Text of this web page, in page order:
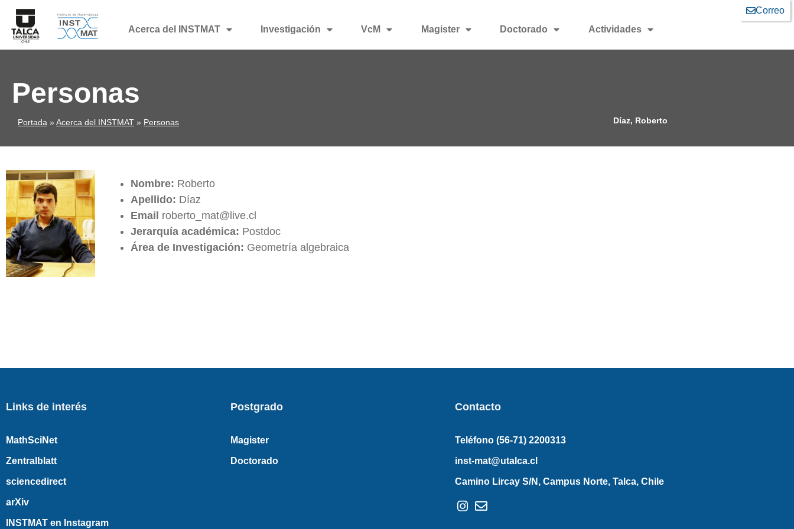
Correo
Acerca del INSTMAT
Investigación VcM Magister Doctorado Actividades
Personas
Portada » Acerca del INSTMAT » Personas Díaz, Roberto
Nombre: Roberto
Apellido: Díaz
Email roberto_mat@live.cl
Jerarquía académica: Postdoc
Área de Investigación: Geometría algebraica
Links de interés
MathSciNet
Zentralblatt
sciencedirect
arXiv
INSTMAT en Instagram
Postgrado
Magister
Doctorado
Contacto
Teléfono (56-71) 2200313
inst-mat@utalca.cl
Camino Lircay S/N, Campus Norte, Talca, Chile